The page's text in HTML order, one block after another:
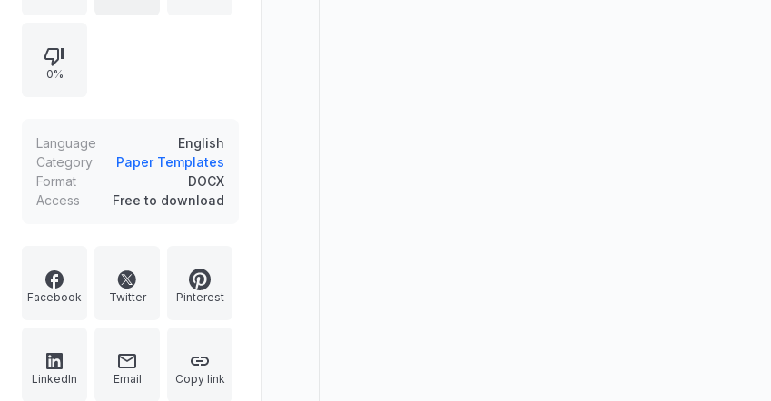
Learning (Mindful, Meaningful,
Joyful) untuk membantu kelulusan
kegiatan inti, instrumen asesmen
formatif-sumatif, hingga lampiran
LKPD siap pakai.
0%
Language
English
Category
Paper Templates
Format
DOCX
Access
Free to download
Facebook Twitter Pinterest
LinkedIn Email Copy link